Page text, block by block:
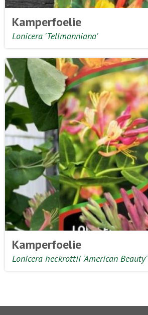
Kamperfoelie
Lonicera 'Tellmanniana'
Kamperfoelie
Lonicera heckrottii 'American Beauty'